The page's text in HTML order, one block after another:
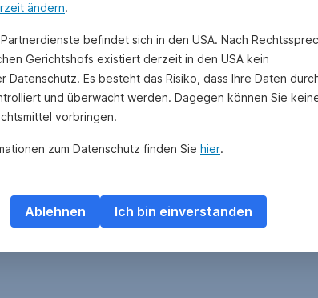
ändern.
befindet sich in den USA. Nach
Gerichtshofs existiert derzeit in den USA kein
Datenschutz. Es besteht das Risiko, dass Ihre Daten
und überwacht werden. Dagegen können Sie
vorbringen.
zum Datenschutz finden Sie hier.
Ich bin einverstanden
Ablehnen